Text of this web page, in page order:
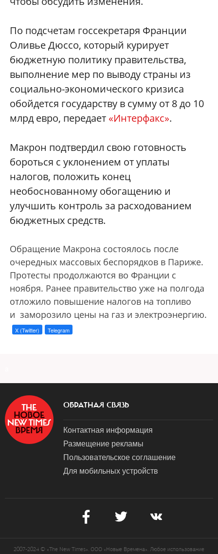
По подсчетам госсекретаря Франции
Оливье Дюссо, который курирует
бюджетную политику правительства,
выполнение мер по выводу страны из
социально-экономического кризиса
обойдется государству в сумму от 8 до 10
млрд евро, передает «Интерфакс».
Макрон подтвердил свою готовность
бороться с уклонением от уплаты
налогов, положить конец
необоснованному обогащению и
улучшить контроль за расходованием
бюджетных средств.
Обращение Макрона состоялось после
очередных массовых беспорядков в Париже.
Протесты продолжаются во Франции с
ноября. Ранее правительство уже на полгода
отложило повышение налогов на топливо
и заморозило цены на газ и электроэнергию.
X (Twitter) Telegram
ОБРАТНАЯ СВЯЗЬ
Контактная информация
Размещение рекламы
Пользовательское соглашение
Для мобильных устройств
2007-2024 © «The New Times». ООО «Новые Времена». Любое использование